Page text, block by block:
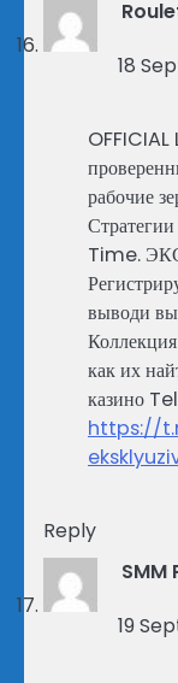
18
OFFICIAL
рабочие
Time.
выводи
как их
казино
https://
Reply
SMM
19